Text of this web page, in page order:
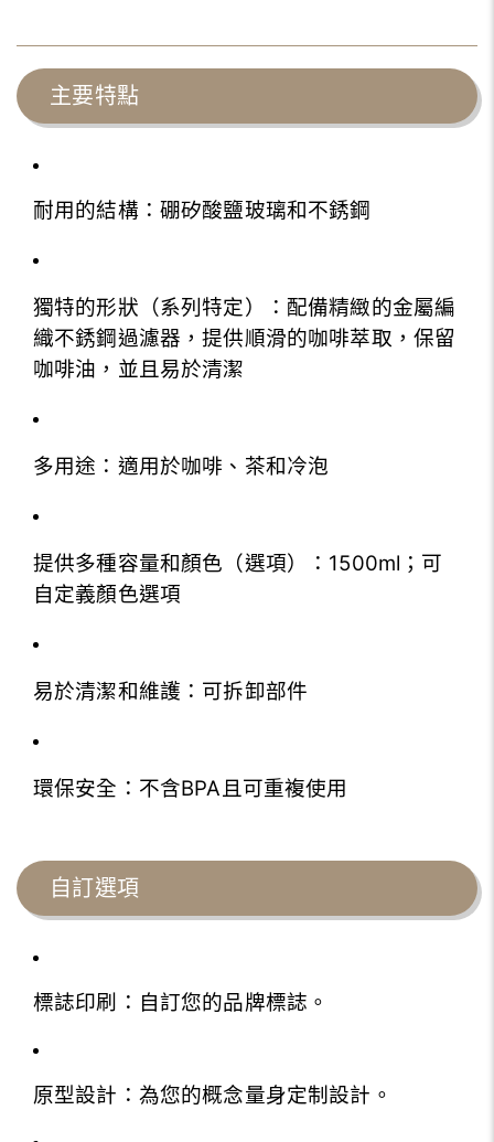
主要特點
耐用的結構：硼矽酸鹽玻璃和不銹鋼
獨特的形狀（系列特定）：配備精緻的金屬編
織不銹鋼過濾器，提供順滑的咖啡萃取，保留
咖啡油，並且易於清潔
多用途：適用於咖啡、茶和冷泡
提供多種容量和顏色（選項）：1500ml；可
自定義顏色選項
易於清潔和維護：可拆卸部件
環保安全：不含BPA且可重複使用
自訂選項
標誌印刷：自訂您的品牌標誌。
原型設計：為您的概念量身定制設計。